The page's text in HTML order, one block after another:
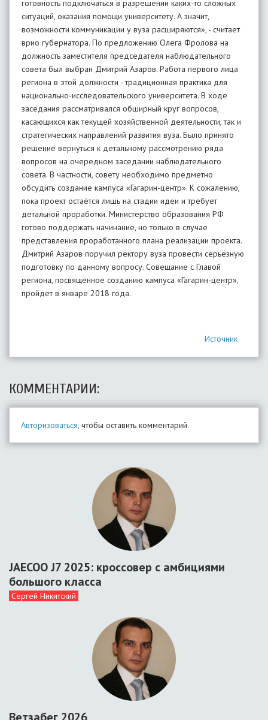
готовность подключаться в разрешении каких-то сложных
ситуаций, оказания помощи университету. А значит,
возможности коммуникации у вуза расширяются», - считает
врио губернатора. По предложению Олега Фролова на
должность заместителя председателя наблюдательного
совета был выбран Дмитрий Азаров. Работа первого лица
региона в этой должности - традиционная практика для
национально-исследовательского университета. В ходе
заседания рассматривался обширный круг вопросов,
касающихся как текущей хозяйственной деятельности, так и
стратегических направлений развития вуза. Было принято
решение вернуться к детальному рассмотрению ряда
вопросов на очередном заседании наблюдательного
совета. В частности, совету необходимо предметно
обсудить создание кампуса «Гагарин-центр». К сожалению,
пока проект остаётся лишь на стадии идеи и требует
детальной проработки. Министерство образования РФ
готово поддержать начинание, но только в случае
представления проработанного плана реализации проекта.
Дмитрий Азаров поручил ректору вуза провести серьёзную
подготовку по данному вопросу. Совещание с Главой
региона, посвященное созданию кампуса «Гагарин-центр»,
пройдет в январе 2018 года.
Источник
КОММЕНТАРИИ:
Авторизоваться, чтобы оставить комментарий.
JAECOO J7 2025: кроссовер с амбициями
большого класса
Сергей Никитский